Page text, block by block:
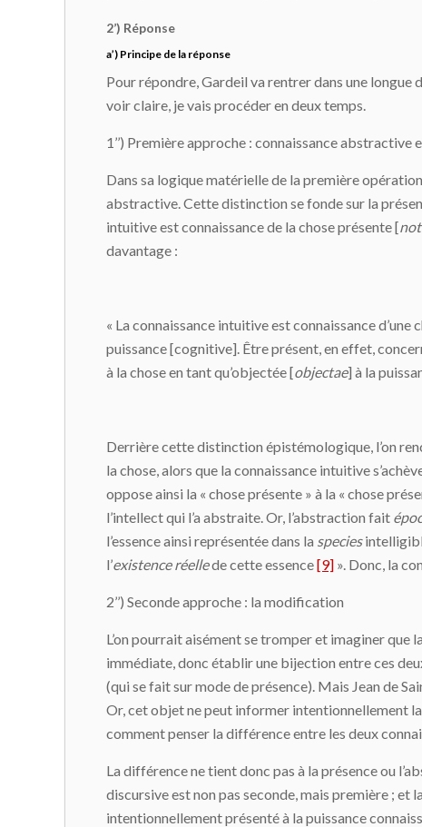
2’) Réponse
a’) Principe de la réponse
Pour répondre, Gardeil va rentrer dans une
voir claire, je vais procéder en deux temps.
1’’) Première approche : connaissance abstractive
Dans sa logique matérielle de la première
abstractive. Cette distinction se fonde sur la
intuitive est connaissance de la chose présente [
davantage :
« La connaissance intuitive est connaissance d’une
puissance [cognitive]. Être présent, en effet,
à la chose en tant qu’objectée [objectae] à la
Derrière cette distinction épistémologique, l’on
la chose, alors que la connaissance intuitive
oppose ainsi la « chose présente » à la « chose
l’intellect qui l’a abstraite. Or, l’abstraction fait
l’essence ainsi représentée dans la species
l’existence réellede cette essence[9] ». Donc, la
2’’) Seconde approche : la modification
L’on pourrait aisément se tromper et imaginer que
immédiate, donc établir une bijection entre ces
(qui se fait sur mode de présence). Mais Jean de
Or, cet objet ne peut informer intentionnellement la
comment penser la différence entre les deux
La différence ne tient donc pas à la présence ou
discursive est non pas seconde, mais première ;
intentionnellement présenté à la puissance